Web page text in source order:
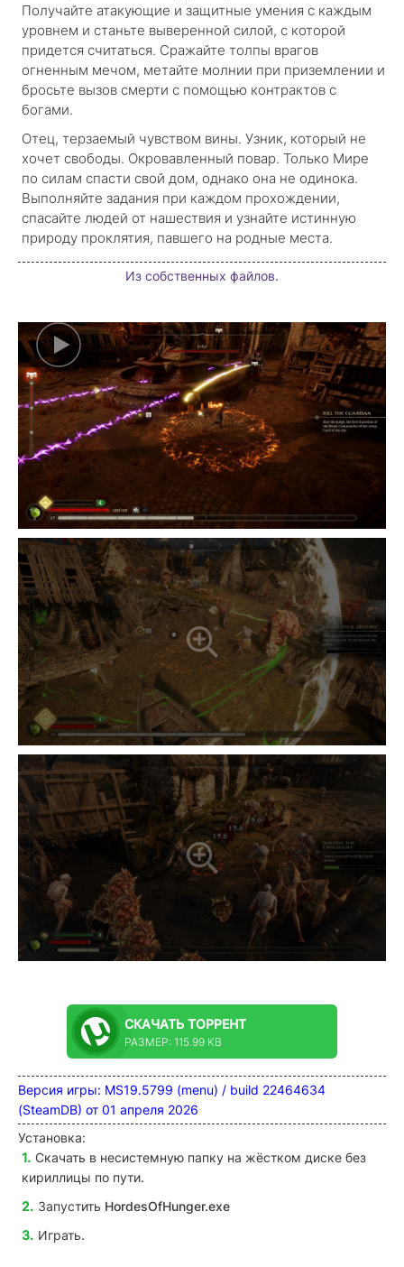
Получайте атакующие и защитные умения с каждым
уровнем и станьте выверенной силой, с которой
придется считаться. Сражайте толпы врагов
огненным мечом, метайте молнии при приземлении и
бросьте вызов смерти с помощью контрактов с
богами.
Отец, терзаемый чувством вины. Узник, который не
хочет свободы. Окровавленный повар. Только Мире
по силам спасти свой дом, однако она не одинока.
Выполняйте задания при каждом прохождении,
спасайте людей от нашествия и узнайте истинную
природу проклятия, павшего на родные места.
Из собственных файлов.
СКАЧАТЬ ТОРРЕНТ
РАЗМЕР: 115.99 KB
Версия игры: MS19.5799 (menu) / build 22464634
(SteamDB) от 01 апреля 2026
Установка:
Скачать в несистемную папку на жёстком диске без
кириллицы по пути.
Запустить HordesOfHunger.exe
Играть.